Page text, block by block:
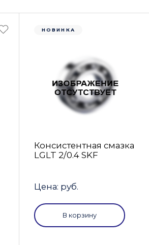
НОВИНКА
Консистентная смазка
LGLT 2/0.4 SKF
Цена: руб.
В корзину